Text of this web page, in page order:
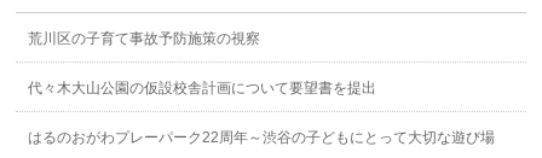
荒川区の子育て事故予防施策の視察
代々木大山公園の仮設校舎計画について要望書を提出
はるのおがわプレーパーク22周年～渋谷の子どもにとって大切な遊び場